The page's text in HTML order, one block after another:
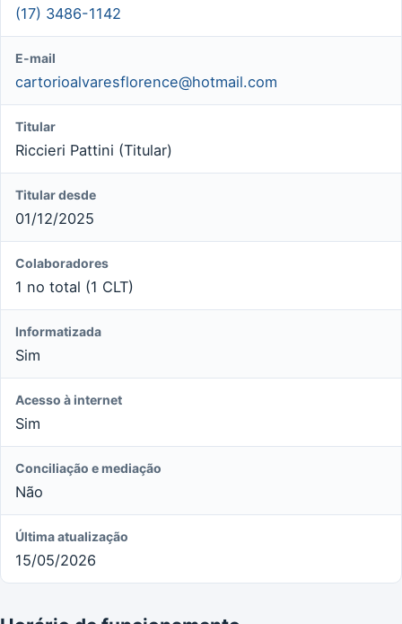
(17) 3486-1142
E-mail
cartorioalvaresflorence@hotmail.com
Titular
Riccieri Pattini (Titular)
Titular desde
01/12/2025
Colaboradores
1 no total (1 CLT)
Informatizada
Sim
Acesso à internet
Sim
Conciliação e mediação
Não
Última atualização
15/05/2026